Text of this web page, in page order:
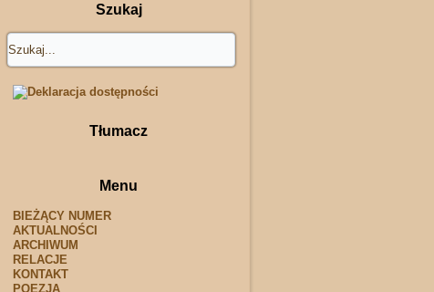
Szukaj
Tłumacz
Menu
BIEŻĄCY NUMER
AKTUALNOŚCI
ARCHIWUM
RELACJE
KONTAKT
POEZJA